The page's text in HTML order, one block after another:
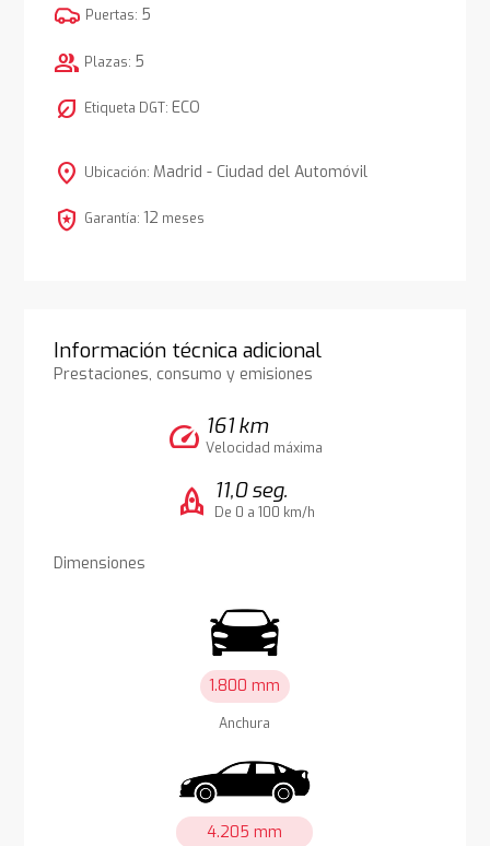
Puertas: 5
group Plazas: 5
nest_eco_leaf Etiqueta DGT: ECO
location_on Ubicación: Madrid - Ciudad del Automóvil
local_police Garantía: 12 meses
Información técnica adicional
Prestaciones, consumo y emisiones
speed 161 km
Velocidad máxima
rocket 11,0 seg.
De 0 a 100 km/h
Dimensiones
1.800 mm
Anchura
4.205 mm